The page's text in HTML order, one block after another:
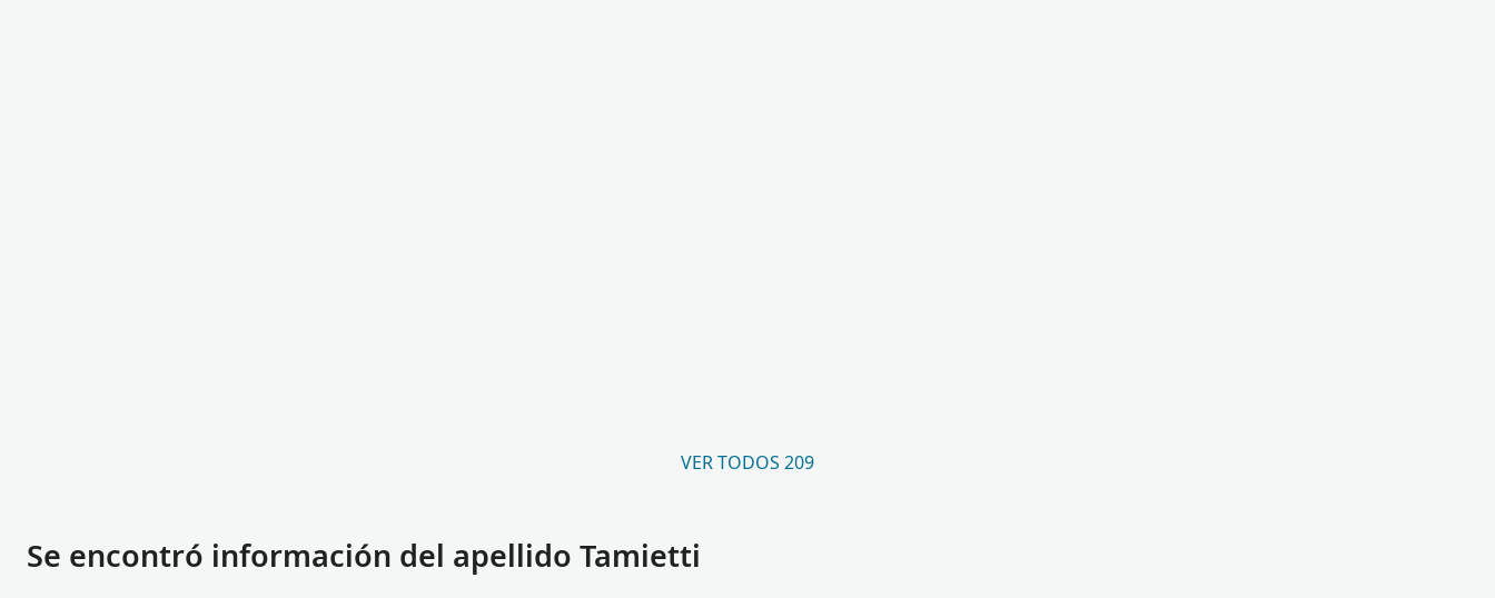
VER TODOS 209
Se encontró información del apellido Tamietti